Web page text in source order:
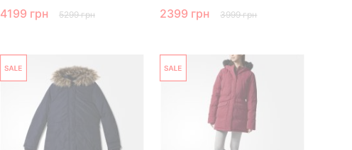
4199 грн 5299 грн 2399 грн 3999 грн